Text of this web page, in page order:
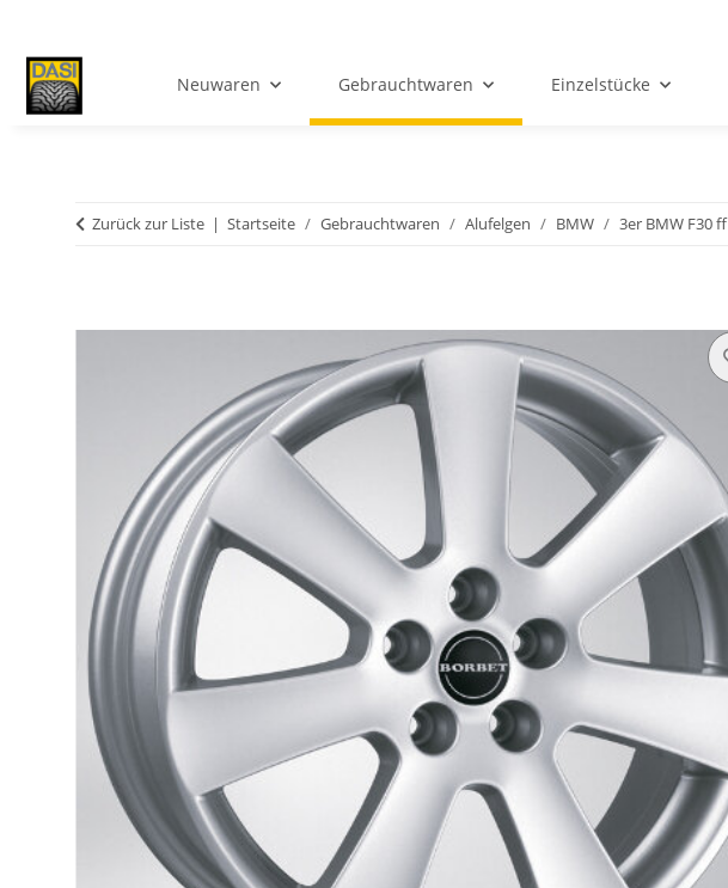
Neuwaren Gebrauchtwaren Einzelstücke
Zurück zur Liste Startseite Gebrauchtwaren Alufelgen BMW 3er BMW F30 ff